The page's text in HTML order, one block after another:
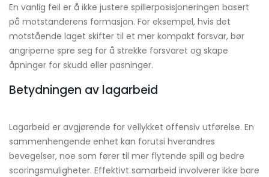
En vanlig feil er å ikke justere spillerposisjoneringen basert
på motstanderens formasjon. For eksempel, hvis det
motstående laget skifter til et mer kompakt forsvar, bør
angriperne spre seg for å strekke forsvaret og skape
åpninger for skudd eller pasninger.
Betydningen av lagarbeid
Lagarbeid er avgjørende for vellykket offensiv utførelse. En
sammenhengende enhet kan forutsi hverandres
bevegelser, noe som fører til mer flytende spill og bedre
scoringsmuligheter. Effektivt samarbeid involverer ikke bare